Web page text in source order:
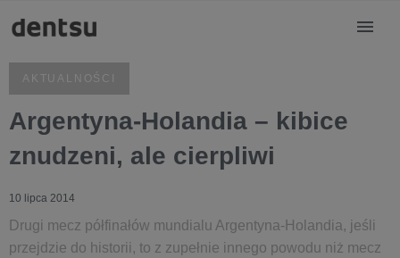
AKTUALNOŚCI
Argentyna-Holandia – kibice
znudzeni, ale cierpliwi
10 lipca 2014
Drugi mecz półfinałów mundialu Argentyna-Holandia, jeśli
przejdzie do historii, to z zupełnie innego powodu niż mecz